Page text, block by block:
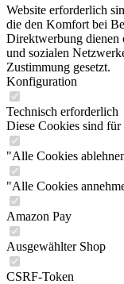
Website erforderlich
die den Komfort bei
Direktwerbung dienen
und sozialen
Zustimmung gesetzt.
Konfiguration
Technisch erforderlich
Diese Cookies sind
"Alle Cookies
"Alle Cookies
Amazon Pay
Ausgewählter Shop
CSRF-Token